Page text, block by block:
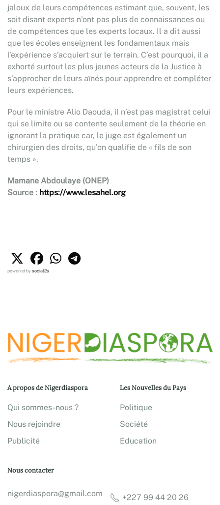
jaloux de leurs compétences estimant que, souvent, les
soit disant experts n’ont pas plus de connaissances ou
de compétences que les experts locaux. Il a dit aussi
que les écoles enseignent les fondamentaux mais
l’expérience s’acquiert sur le terrain. C’est pourquoi, il a
exhorté surtout les plus jeunes acteurs de la Justice à
s’approcher de leurs aînés pour apprendre et compléter
leurs expériences.
Pour le ministre Alio Daouda, il n’est pas magistrat celui
qui se limite ou se contente seulement de la théorie en
ignorant la pratique car, le juge est également un
chirurgien des droits, qu’on qualifie de « fils de son
temps ».
Mamane Abdoulaye (ONEP)
Source : https://www.lesahel.org
powered bysocial2s
A propos de Nigerdiaspora
Qui sommes-nous ?
Nous rejoindre
Publicité
Les Nouvelles du Pays
Politique
Société
Education
Nous contacter
nigerdiaspora@gmail.com +227 99 44 20 26